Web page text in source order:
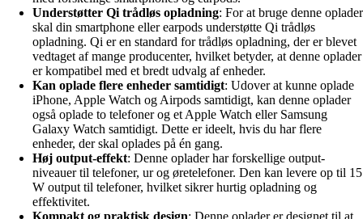
Understøtter Qi trådløs opladning: For at bruge denne oplader
skal din smartphone eller earpods understøtte Qi trådløs
opladning. Qi er en standard for trådløs opladning, der er blevet
vedtaget af mange producenter, hvilket betyder, at denne oplader
er kompatibel med et bredt udvalg af enheder.
Kan oplade flere enheder samtidigt: Udover at kunne oplade
iPhone, Apple Watch og Airpods samtidigt, kan denne oplader
også oplade to telefoner og et Apple Watch eller Samsung
Galaxy Watch samtidigt. Dette er ideelt, hvis du har flere
enheder, der skal oplades på én gang.
Høj output-effekt: Denne oplader har forskellige output-
niveauer til telefoner, ur og øretelefoner. Den kan levere op til 15
W output til telefoner, hvilket sikrer hurtig opladning og
effektivitet.